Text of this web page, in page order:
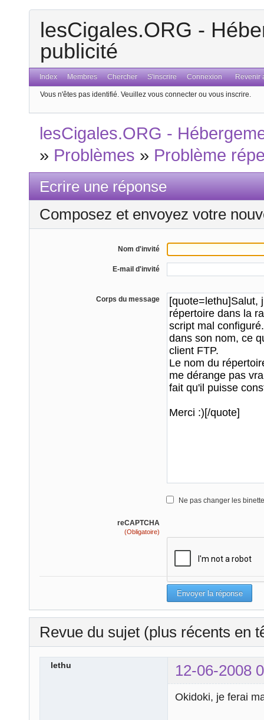
lesCigales.ORG -
publicité
Index Membres Chercher S'inscrire Connexion Revenir
Vous n'êtes pas identifié. Veuillez vous connecter ou vous inscrire.
lesCigales.ORG -
» Problèmes » Problème
Ecrire une réponse
Composez et envoyez votre
Nom d'invité
E-mail d'invité
Corps du message
Ne pas changer les
reCAPTCHA
(Obligatoire)
Revue du sujet (plus récents en
lethu 12-06-2008
Okidoki, je ferai